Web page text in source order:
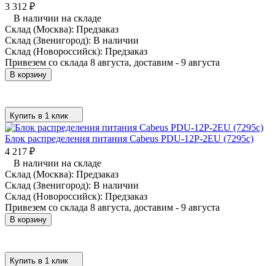
3 312 ₽
В наличии на складе
Склад (Москва): Предзаказ
Склад (Звенигород): В наличии
Склад (Новороссийск): Предзаказ
Привезем со склада 8 августа, доставим - 9 августа
В корзину
Купить в 1 клик
Блок распределения питания Cabeus PDU-12P-2EU (7295c)
4 217 ₽
В наличии на складе
Склад (Москва): Предзаказ
Склад (Звенигород): В наличии
Склад (Новороссийск): Предзаказ
Привезем со склада 8 августа, доставим - 9 августа
В корзину
Купить в 1 клик